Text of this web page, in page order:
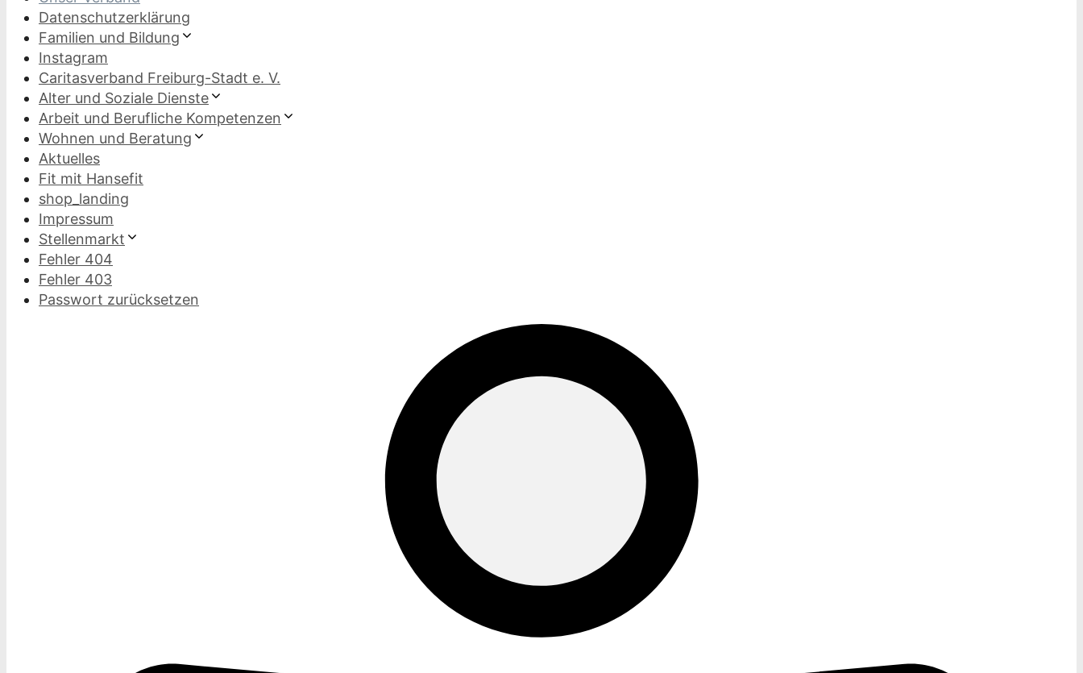
Datenschutzerklärung
Familien und Bildung
Instagram
Caritasverband Freiburg-Stadt e. V.
Alter und Soziale Dienste
Arbeit und Berufliche Kompetenzen
Wohnen und Beratung
Aktuelles
Fit mit Hansefit
shop_landing
Impressum
Stellenmarkt
Fehler 404
Fehler 403
Passwort zurücksetzen